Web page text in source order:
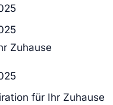
Zuhause
für Ihr Zuhause